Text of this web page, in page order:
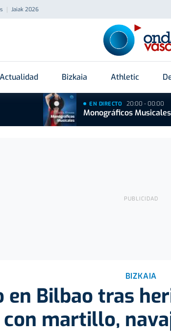
Jaiak 2026
Actualidad Bizkaia Athletic
EN DIRECTO 20:00 - 00:00
Monográficos Musicales
BIZKAIA
en Bilbao tras
con martillo,